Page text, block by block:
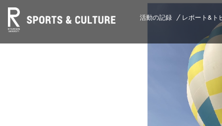
活動の記録 レポート&ト